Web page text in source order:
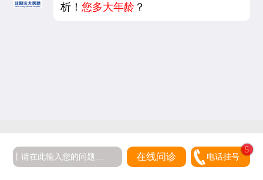
析！您多大年龄 ？
在线问诊 电话挂号